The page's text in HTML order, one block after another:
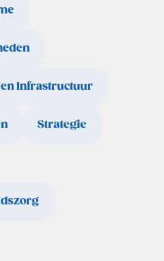
Infrastructuur
Strategie